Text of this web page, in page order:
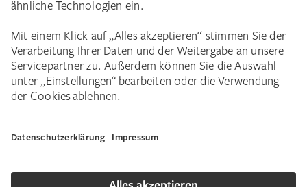
Das Städel
Spenden
Schenkungen & Nachlass
Corporate Events
Städelverein
Karriere
Städel Stories
Newsletter
DatenschutzPrivatsphäreBildnachweise